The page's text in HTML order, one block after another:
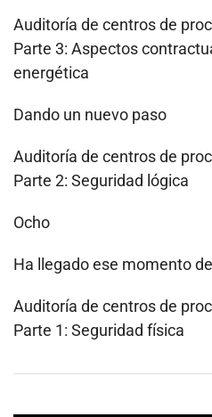
Auditoría de centros de
Parte 3: Aspectos
energética
Dando un nuevo paso
Auditoría de centros de
Parte 2: Seguridad lógica
Ocho
Ha llegado ese momento
Auditoría de centros de
Parte 1: Seguridad física